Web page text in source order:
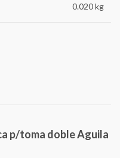
0.020 kg
p/toma doble Aguila